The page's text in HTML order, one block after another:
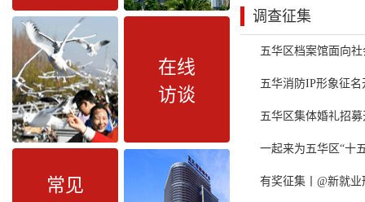
在线
访谈
常见
调查征集
五华区档案馆面向
五华消防IP形象征
五华区集体婚礼招
一起来为五华区“十
有奖征集丨@新就